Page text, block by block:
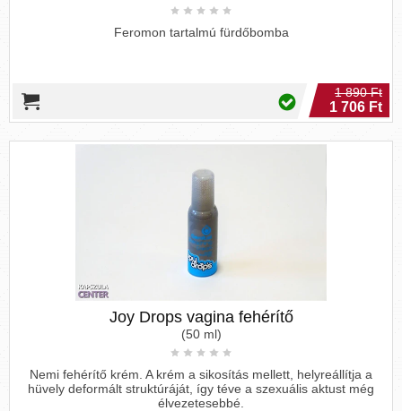
Feromon tartalmú fürdőbomba
1 890 Ft
1 706 Ft
Joy Drops vagina fehérítő
(50 ml)
Nemi fehérítő krém. A krém a sikosítás mellett, helyreállítja a
hüvely deformált struktúráját, így téve a szexuális aktust még
élvezetesebbé.